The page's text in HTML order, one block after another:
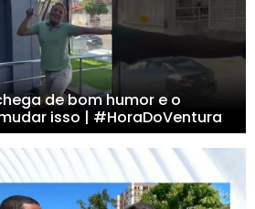
de bom humor e o
isso | #HoraDoVentura